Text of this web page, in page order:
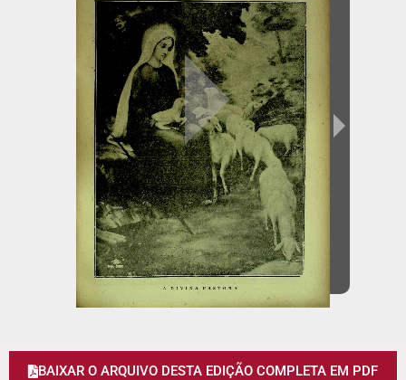
BAIXAR O ARQUIVO DESTA EDIÇÃO COMPLETA EM PDF